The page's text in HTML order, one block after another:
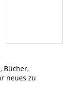
Bücher,
neues zu